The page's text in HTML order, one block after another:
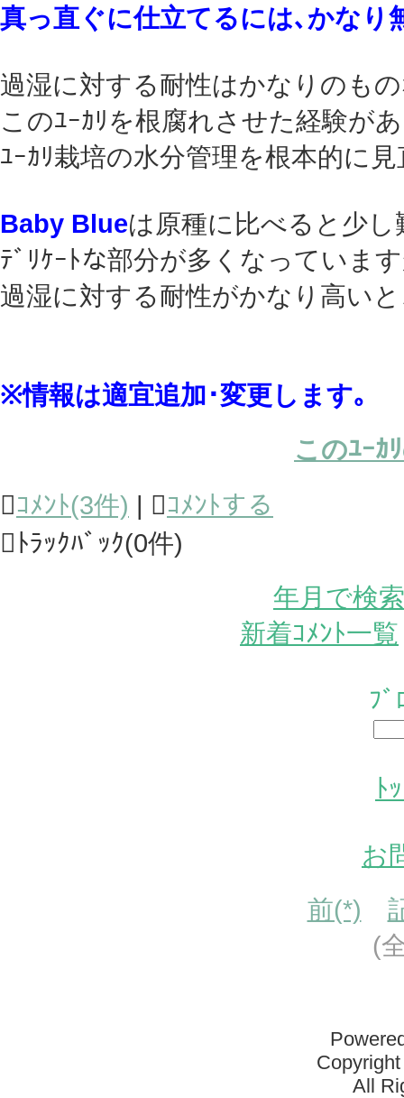
真っ直ぐに仕立てるには､かなり
過湿に対する耐性はかなりのも
このﾕｰｶﾘを根腐れさせた経験が
ﾕｰｶﾘ栽培の水分管理を根本的に
Baby Blueは原種に比べると少し
ﾃﾞﾘｹｰﾄな部分が多くなっていま
過湿に対する耐性がかなり高い
※情報は適宜追加･変更します｡
このﾕｰｶ
ｺﾒﾝﾄ(3件) | ｺﾒﾝﾄする
ﾄﾗｯｸﾊﾞｯｸ(0件)
年月で検索
新着ｺﾒﾝﾄ一覧
ﾌ
ﾄ
お
前(*)
(
All